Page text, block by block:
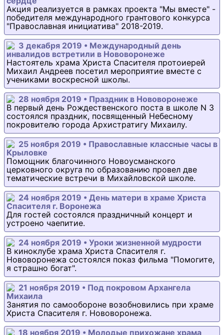
Акция реализуется в рамках проекта "Мы вместе" -
победителя международного грантового конкурса
"Православная инициатива" 2018-2019.
3 декабря 2019 • Международный день
инвалидов встретили в Нововоронеже
Настоятель храма Христа Спасителя протоиерей
Михаил Андреев посетил мероприятие вместе с
учениками воскресной школы.
28 ноября 2019 • Праздник в Нововоронеже
В первый день Рождественского поста в школе N 3
состоялся праздник, посвященный Небесному
покровителю города Архистратигу Михаилу.
25 ноября 2019 • Православные классные часы в
Крыловке
Помощник благочинного Новоусманского
церковного округа по образованию провел две
тематические встречи в Михайловской школе.
24 ноября 2019 • День матери в храме Христа
Спасителя г. Воронежа
Для гостей состоялся праздничный концерт и
устроено чаепитие.
24 ноября 2019 • Уроки жизненной мудрости
В киноклубе храма Христа Спасителя г.
Нововоронежа состоялся показ фильма "Помогите,
я страшно богат".
21 ноября 2019 • Под покровом Архангела
Михаила
Занятия по самообороне возобновились при храме
Христа Спасителя г. Нововоронежа.
18 ноября 2019 • Молодые прихожане храма